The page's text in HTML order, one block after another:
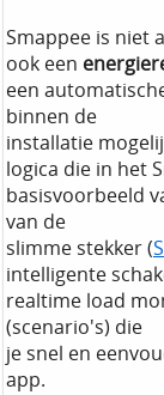
Smappee is niet
ook een
een
binnen de
installatie
logica die in het
basisvoorbeeld
van de
slimme stekker (
intelligente
realtime load
(scenario's) die
je snel en
app.